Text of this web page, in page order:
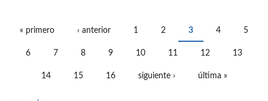
« primero ‹ anterior 1 2 3 4 5
6 7 8 9 10 11 12 13
14 15 16 siguiente › última »